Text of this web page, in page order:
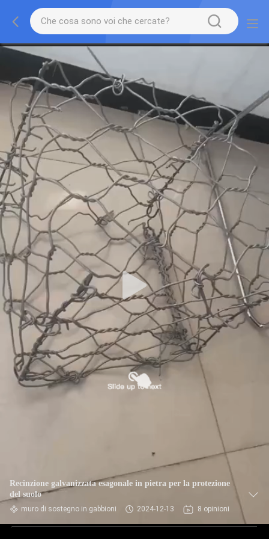
Recinzione galvanizzata esagonale in pietra per la protezione
del suolo
muro di sostegno in gabbioni 2024-12-13 8 opinioni